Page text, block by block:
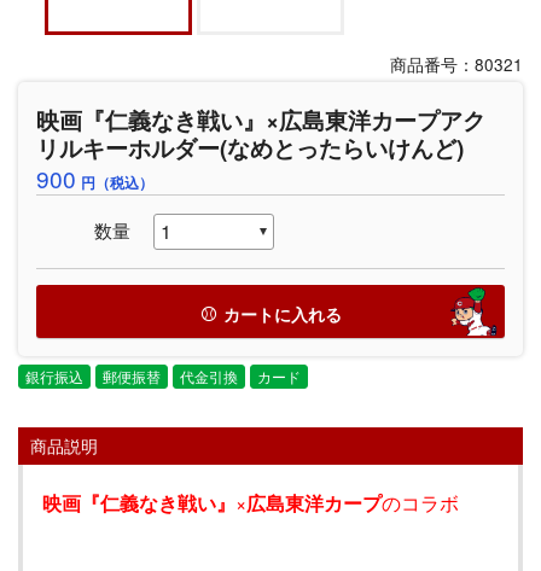
商品番号：80321
映画『仁義なき戦い』×広島東洋カープアク
リルキーホルダー(なめとったらいけんど)
900 円（税込）
数量
カートに入れる
銀行振込 郵便振替 代金引換 カード
商品説明
映画『仁義なき戦い』 ×広島東洋カープのコラボ